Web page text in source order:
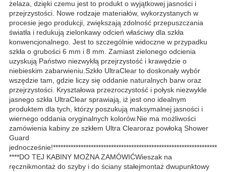
żelaza, dzięki czemu jest to produkt o wyjątkowej jasności i
przejrzystości. Nowe rodzaje materiałów, wykorzystanych w
procesie jego produkcji, zwiększają zdolność przepuszczania
światła i redukują zielonkawy odcień właściwy dla szkła
konwencjonalnego. Jest to szczególnie widoczne w przypadku
szkła o grubości 6 mm i 8 mm. Zamiast zielonego odcienia
uzyskują Państwo niezwykłą przejrzystość i krawędzie o
niebieskim zabarwieniu.Szkło UltraClear to doskonały wybór
wszędzie tam, gdzie liczy się oddanie naturalnych barw oraz
przejrzystości. Kryształowa przezroczystość i połysk niezwykle
jasnego szkła UltraClear sprawiają, iż jest ono idealnym
produktem dla tych, którzy poszukują maksymalnej jasności i
wiernego oddania oryginalnych kolorów.Nie ma możliwości
zamówienia kabiny ze szkłem Ultra Clearoraz powłoką Shower
Guard
jednocześnie!*****************************************************************
****DO TEJ KABINY MOŻNA ZAMÓWIĆWieszak na
ręcznikmontaż do szyby i do ściany stałejmontaż dwupunktowy